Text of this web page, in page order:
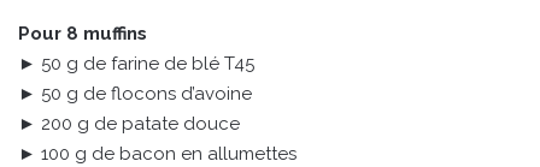
Pour 8 muffins
► 50 g de farine de blé T45
► 50 g de flocons d’avoine
► 200 g de patate douce
► 100 g de bacon en allumettes